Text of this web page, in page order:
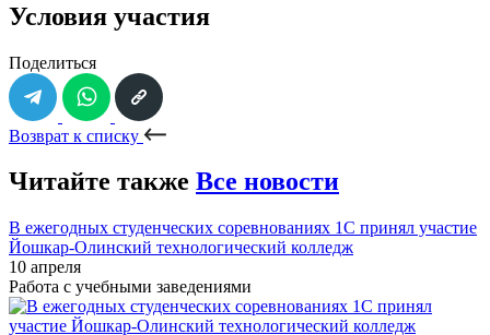
Условия участия
Поделиться
Возврат к списку
Читайте также Все новости
В ежегодных студенческих соревнованиях 1С принял участие
Йошкар-Олинский технологический колледж
10 апреля
Работа с учебными заведениями